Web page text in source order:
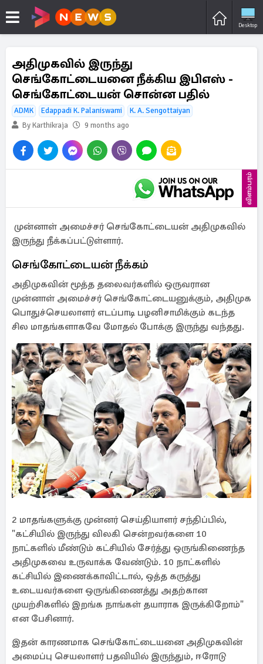
Desktop
அதிமுகவில் இருந்து
செங்கோட்டையனை நீக்கிய இபிஎஸ் -
செங்கோட்டையன் சொன்ன பதில்
ADMK Edappadi K. Palaniswami
K. A. Sengottaiyan
By Karthikraja
9 months ago
விளம்பரம்
முன்னாள் அமைச்சர் செங்கோட்டையன் அதிமுகவில்
இருந்து நீக்கப்பட்டுள்ளார்.
செங்கோட்டையன் நீக்கம்
அதிமுகவின் மூத்த தலைவர்களில் ஒருவரான
முன்னாள் அமைச்சர் செங்கோட்டையனுக்கும், அதிமுக
பொதுச்செயலாளர் எடப்பாடி பழனிசாமிக்கும் கடந்த
சில மாதங்களாகவே மோதல் போக்கு இருந்து வந்தது.
2 மாதங்களுக்கு முன்னர் செய்தியாளர் சந்திப்பில்,
"கட்சியில் இருந்து விலகி சென்றவர்களை 10
நாட்களில் மீண்டும் கட்சியில் சேர்த்து ஒருங்கிணைந்த
அதிமுகவை உருவாக்க வேண்டும். 10 நாட்களில்
கட்சியில் இணைக்காவிட்டால், ஒத்த கருத்து
உடையவர்களை ஒருங்கிணைத்து அதற்கான
முயற்சிகளில் இறங்க நாங்கள் தயாராக இருக்கிறோம்"
என பேசினார்.
இதன் காரணமாக செங்கோட்டையனை அதிமுகவின்
அமைப்பு செயலாளர் பதவியில் இருந்தும், ஈரோடு